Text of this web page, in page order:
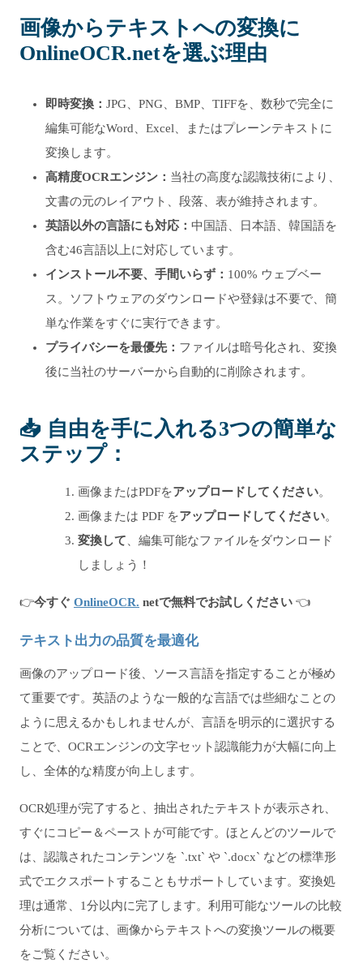
画像からテキストへの変換に
OnlineOCR.netを選ぶ理由
即時変換： JPG、PNG、BMP、TIFFを、数秒で完全に
編集可能なWord、Excel、またはプレーンテキストに
変換します。
高精度OCRエンジン： 当社の高度な認識技術により、
文書の元のレイアウト、段落、表が維持されます。
英語以外の言語にも対応： 中国語、日本語、韓国語を
含む46言語以上に対応しています。
インストール不要、手間いらず： 100% ウェブベー
ス。ソフトウェアのダウンロードや登録は不要で、簡
単な作業をすぐに実行できます。
プライバシーを最優先： ファイルは暗号化され、変換
後に当社のサーバーから自動的に削除されます。
📥 自由を手に入れる3つの簡単な
ステップ：
画像またはPDFをアップロードしてください。
画像または PDF をアップロードしてください。
変換して、編集可能なファイルをダウンロード
しましょう！
👉今すぐ OnlineOCR. netで無料でお試しください 👈
テキスト出力の品質を最適化
画像のアップロード後、ソース言語を指定することが極め
て重要です。英語のような一般的な言語では些細なことの
ように思えるかもしれませんが、言語を明示的に選択する
ことで、OCRエンジンの文字セット認識能力が大幅に向上
し、全体的な精度が向上します。
OCR処理が完了すると、抽出されたテキストが表示され、
すぐにコピー＆ペーストが可能です。ほとんどのツールで
は、認識されたコンテンツを `.txt` や `.docx` などの標準形
式でエクスポートすることもサポートしています。変換処
理は通常、1分以内に完了します。利用可能なツールの比較
分析については、画像からテキストへの変換ツールの概要
をご覧ください。